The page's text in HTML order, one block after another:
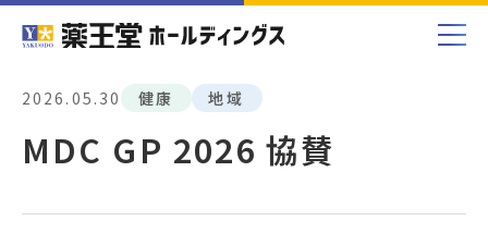
2026.05.30 健康 地域
MDC GP 2026 協賛